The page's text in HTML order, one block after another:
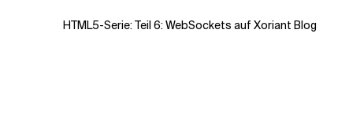
HTML5-Serie: Teil 6: WebSockets auf Xoriant Blog